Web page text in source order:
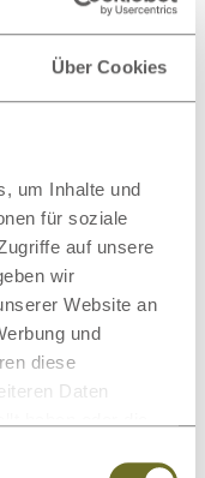
Über Cookies
um Inhalte und
für soziale
auf unsere
wir
Website an
und
diese
Daten
verwendet
sicher. Die
große
Lowboards
aufstellen,
montieren
setzt die niedrige
und Fernseher